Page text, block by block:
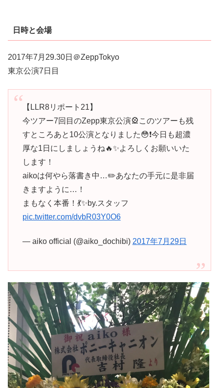
日時と会場
2017年7月29.30日＠ZeppTokyo
東京公演7日目
【LLR8リポート21】
今ツアー7回目のZepp東京公演🎡このツアーも残
すところあと10公演となりました😳❗️今日も超濃
厚な1日にしましょうね🔥✨よろしくお願いいた
します！
aikoは何やら落書き中…✏️あなたの手元に是非届
きますように…！
まもなく本番！💃✨by.スタッフ
pic.twitter.com/dvbR03Y0O6
— aiko official (@aiko_dochibi) 2017年7月29日